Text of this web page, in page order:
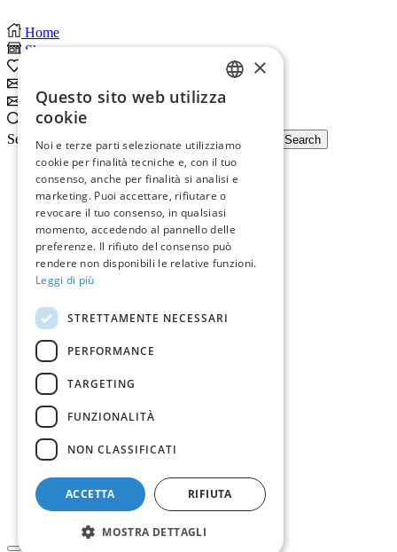
Home
Shop
Subscribe
Search
Search input
Search
×
Questo sito web utilizza
cookie
Noi e terze parti selezionate utilizziamo
cookie per finalità tecniche e, con il tuo
consenso, anche per finalità si analisi e
marketing. Puoi accettare, rifiutare o
revocare il tuo consenso, in qualsiasi
momento, accedendo al pannello delle
preferenze. Il rifiuto del consenso può
rendere non disponibili le relative funzioni.
Leggi di più
STRETTAMENTE NECESSARI
PERFORMANCE
TARGETING
FUNZIONALITÀ
NON CLASSIFICATI
ACCETTA RIFIUTA
MOSTRA DETTAGLI